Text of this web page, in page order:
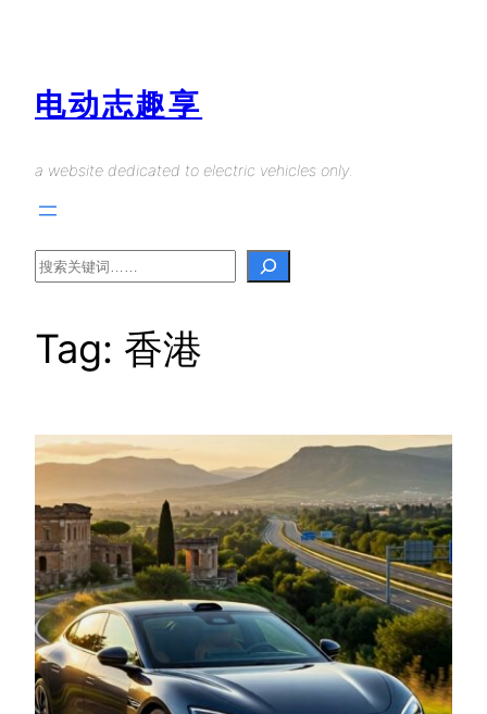
电动志趣享
a website dedicated to electric vehicles only.
Search
Tag: 香港